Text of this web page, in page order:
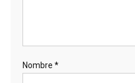
Nombre *